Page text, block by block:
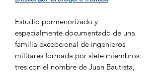
Estudio pormenorizado y
especialmente documentado de una
familia excepcional de ingenieros
militares formada por siete miembros:
tres con el nombre de Juan Bautista,